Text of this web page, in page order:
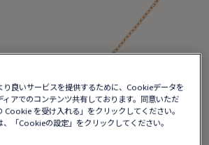
り良いサービスを提供するために、Cookieデータを
アでのコンテンツ共有しております。同意いただ
Cookie を受け入れる」をクリックしてください。
「Cookieの設定」をクリックしてください。